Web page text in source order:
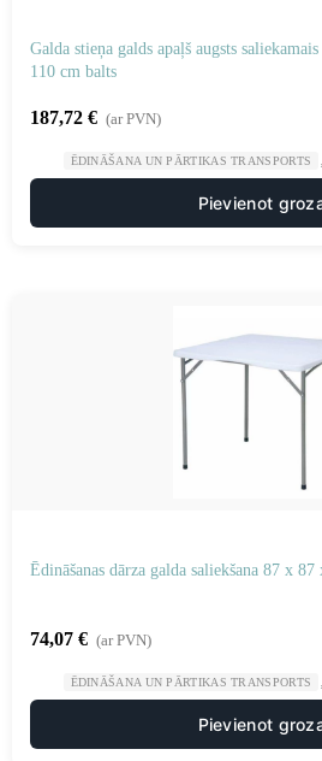
Galda stieņa galds apaļš augsts
110 cm balts
187,72 € (ar PVN)
ĒDINĀŠANA UN PĀRTIKAS TRANSPORTS
Pievienot
Ēdināšanas dārza galda saliekšana 87 x
74,07 € (ar PVN)
ĒDINĀŠANA UN PĀRTIKAS TRANSPORTS
Pievienot